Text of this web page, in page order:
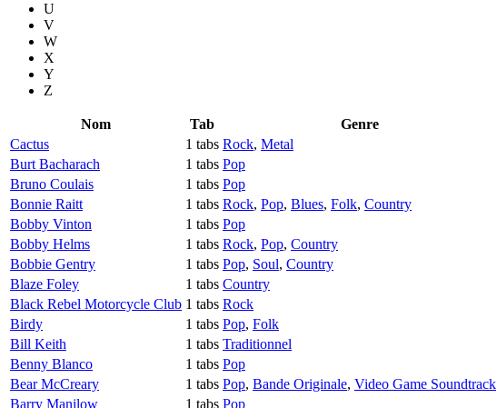
U
V
W
X
Y
Z
Nom Tab
Genre
Cactus
1 tabs Rock, Metal
Burt Bacharach
1 tabs Pop
Bruno Coulais
1 tabs Pop
Bonnie Raitt
1 tabs Rock, Pop, Blues, Folk, Country
Bobby Vinton
1 tabs Pop
Bobby Helms
1 tabs Rock, Pop, Country
Bobbie Gentry
1 tabs Pop, Soul, Country
Blaze Foley
1 tabs Country
Black Rebel Motorcycle Club 1 tabs Rock
Birdy
1 tabs Pop, Folk
Bill Keith
1 tabs Traditionnel
Benny Blanco
1 tabs Pop
Bear McCreary
1 tabs Pop, Bande Originale, Video Game Soundtrack
Barry Manilow
1 tabs Pop